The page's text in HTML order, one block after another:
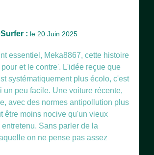
: le 20 Juin 2025
essentiel, Meka8867, cette histoire
et le contre'. L'idée reçue que
systématiquement plus écolo, c'est
un peu facile. Une voiture récente,
avec des normes antipollution plus
être moins nocive qu'un vieux
Sans parler de la
on ne pense pas assez